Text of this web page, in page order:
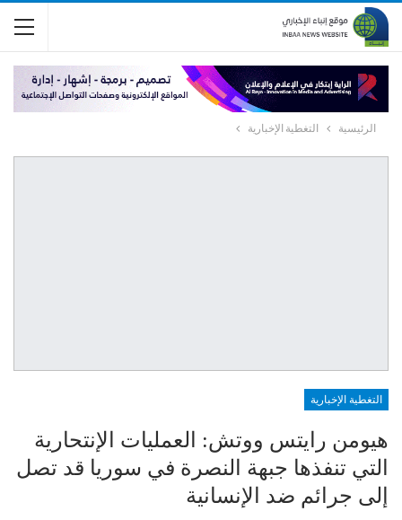
الرئيسية التغطية الإخبارية
التغطية الإخبارية
هيومن رايتس ووتش: العمليات الإنتحارية
التي تنفذها جبهة النصرة في سوريا قد تصل
إلى جرائم ضد الإنسانية